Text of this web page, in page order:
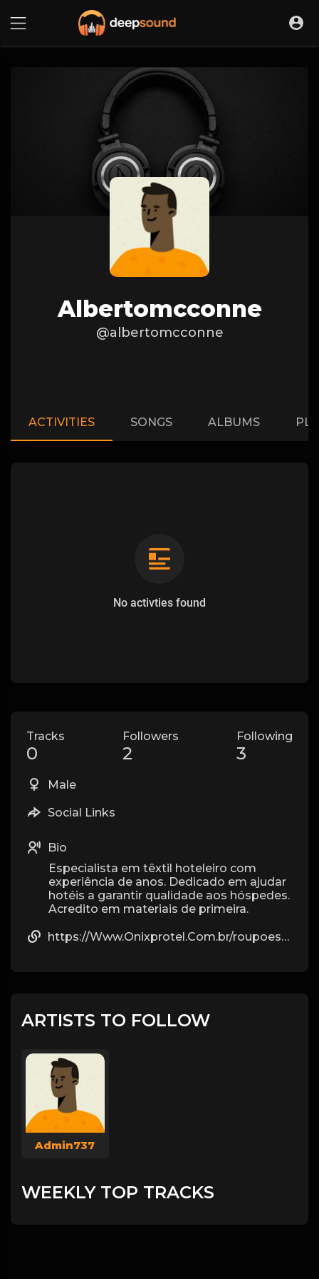
Albertomcconne
@albertomcconne
ACTIVITIES SONGS ALBUMS
No activties found
Tracks
0
Followers
2
Following
3
Male
Social Links
Bio
Especialista em têxtil hoteleiro com
experiência de anos. Dedicado em ajudar
hotéis a garantir qualidade aos hóspedes.
Acredito em materiais de primeira.
https://Www.Onixprotel.Com.br/roupoes-piquet-hotel-spa-teka
ARTISTS TO FOLLOW
Admin737
WEEKLY TOP TRACKS